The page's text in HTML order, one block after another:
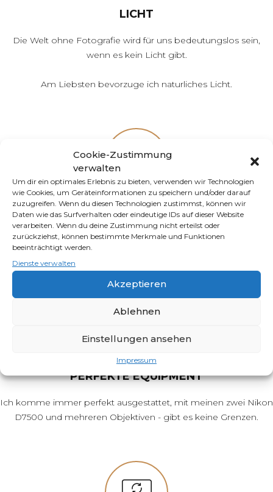
Cookie-Zustimmung
verwalten
Um dir ein optimales Erlebnis zu bieten, verwenden wir Technologien
wie Cookies, um Geräteinformationen zu speichern und/oder darauf
zuzugreifen. Wenn du diesen Technologien zustimmst, können wir
Daten wie das Surfverhalten oder eindeutige IDs auf dieser Website
verarbeiten. Wenn du deine Zustimmung nicht erteilst oder
zurückziehst, können bestimmte Merkmale und Funktionen
beeinträchtigt werden.
Dienste verwalten
Akzeptieren
Ablehnen
Einstellungen ansehen
Impressum
LICHT
Die Welt ohne Fotografie wird für uns bedeutungslos sein,
wenn es kein Licht gibt.
Am Liebsten bevorzuge ich naturliches Licht.
PROFESSIONELLE SKILLS
Abseits von Aufträgen investiere ich viel Zeit - um meine Skills
noch mehr zu perfektionieren.
PERFEKTE EQUIPMENT
Ich komme immer perfekt ausgestattet, mit meinen zwei Nikon
D7500 und mehreren Objektiven - gibt es keine Grenzen.